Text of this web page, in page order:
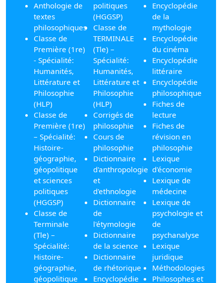
Anthologie de
textes
philosophiques
Classe de
Première (1re)
- Spécialité:
Humanités,
Littérature et
Philosophie
(HLP)
Classe de
Première (1re)
– Spécialité:
Histoire-
géographie,
géopolitique
et sciences
politiques
(HGGSP)
Classe de
Terminale
(Tle) –
Spécialité:
Histoire-
géographie,
géopolitique
politiques
(HGGSP)
Classe de
TERMINALE
(Tle) –
Spécialité:
Humanités,
Littérature et
Philosophie
(HLP)
Corrigés de
philosophie
Cours de
philosophie
Dictionnaire
d'anthropologie
et
d'ethnologie
Dictionnaire
de
l'étymologie
Dictionnaire
de la science
Dictionnaire
de rhétorique
Encyclopédie
Encyclopédie
de la
mythologie
Encyclopédie
du cinéma
Encyclopédie
littéraire
Encyclopédie
philosophique
Fiches de
lecture
Fiches de
révision en
philosophie
Lexique
d'économie
Lexique de
médecine
Lexique de
psychologie et
de
psychanalyse
Lexique
juridique
Méthodologies
Philosophes et